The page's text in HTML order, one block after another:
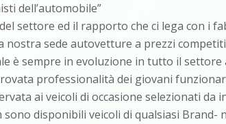
dell’automobile”
settore ed il rapporto che ci lega con
nostra sede autovetture a prezzi
è sempre in evoluzione in tutto il settore
professionalità dei giovani
ai veicoli di occasione selezionati
disponibili veicoli di qualsiasi Brand-